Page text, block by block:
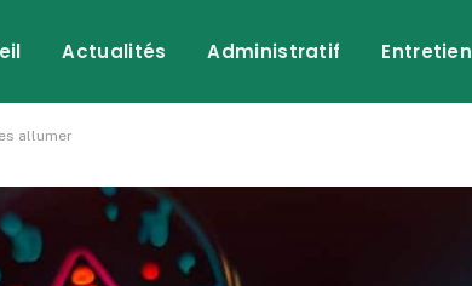
Actualités Administratif Entretien
allumer